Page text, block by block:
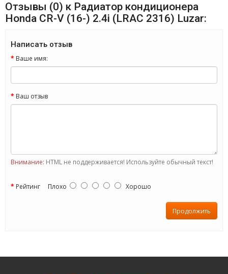
Отзывы (0) к Радиатор кондиционера
Honda CR-V (16-) 2.4i (LRAC 2316) Luzar:
Написать отзыв
Ваше имя:
Ваш отзыв
Внимание: HTML не поддерживается! Используйте обычный текст!
Рейтинг Плохо Хорошо
Продолжить